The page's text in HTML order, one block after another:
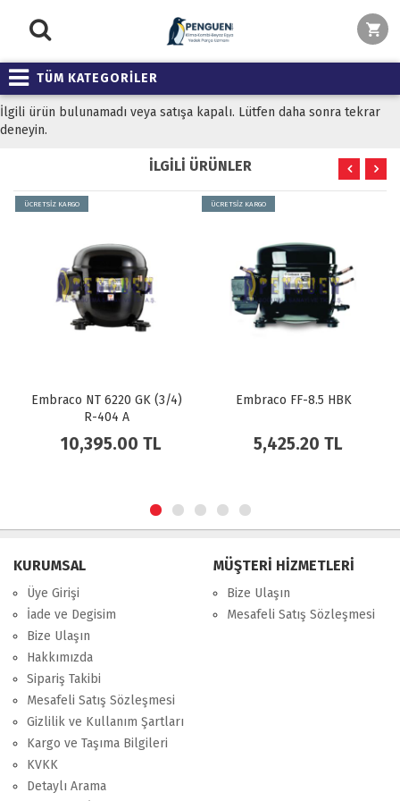
TÜM KATEGORİLER
İlgili ürün bulunamadı veya satışa kapalı. Lütfen daha sonra tekrar
deneyin.
İLGİLİ ÜRÜNLER
ÜCRETSİZ KARGO
Embraco NT 6220 GK (3/4)
R-404 A
10,395.00 TL
ÜCRETSİZ KARGO
Embraco FF-8.5 HBK
5,425.20 TL
KURUMSAL
Üye Girişi
İade ve Degisim
Bize Ulaşın
Hakkımızda
Sipariş Takibi
Mesafeli Satış Sözleşmesi
Gizlilik ve Kullanım Şartları
Kargo ve Taşıma Bilgileri
KVKK
Detaylı Arama
MÜŞTERİ HİZMETLERİ
Bize Ulaşın
Mesafeli Satış Sözleşmesi